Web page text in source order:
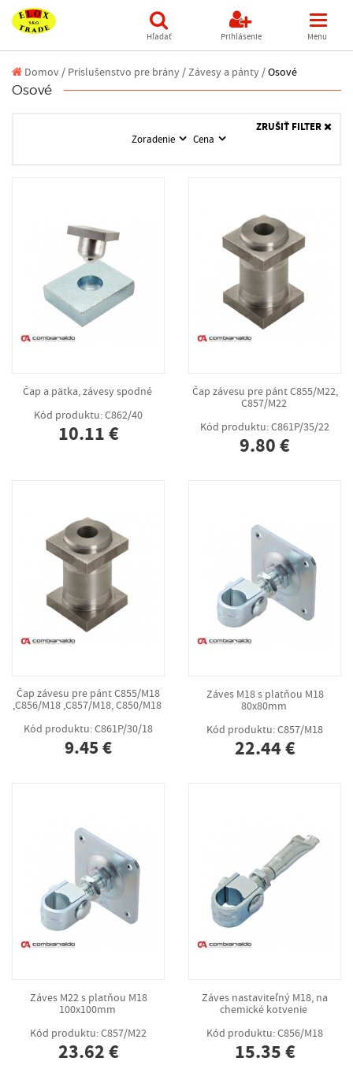
Hľadať Prihlásenie Menu
Domov/ Príslušenstvo pre brány /Závesy a pánty /Osové
Osové
Zoradenie Cena
ZRUŠIŤ FILTER
Čap a pätka, závesy spodné
Kód produktu: C862/40
10.11 €
Čap závesu pre pánt C855/M22,
C857/M22
Kód produktu: C861P/35/22
9.80 €
Čap závesu pre pánt C855/M18
,C856/M18 ,C857/M18, C850/M18
Kód produktu: C861P/30/18
9.45 €
Záves M18 s platňou M18
80x80mm
Kód produktu: C857/M18
22.44 €
Záves M22 s platňou M18
100x100mm
Kód produktu: C857/M22
23.62 €
Záves nastaviteľný M18, na
chemické kotvenie
Kód produktu: C856/M18
15.35 €